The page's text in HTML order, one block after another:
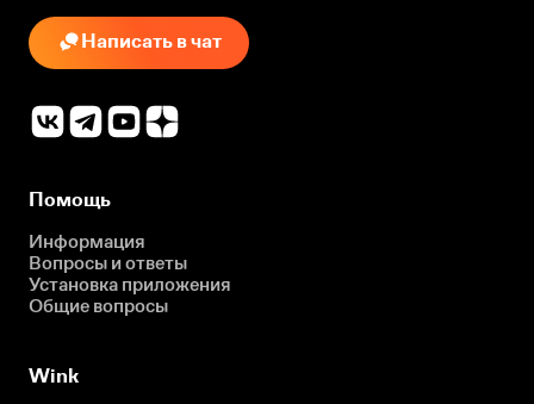
Написать в чат
Помощь
Информация
Вопросы и ответы
Установка приложения
Общие вопросы
Wink